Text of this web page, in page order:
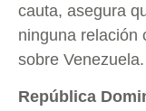
cauta, asegura
ninguna relación
sobre Venezuela.
República